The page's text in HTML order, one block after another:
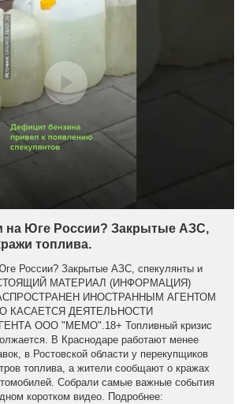
на Юге России? Закрытые АЗС,
топлива.
России? Закрытые АЗС, спекулянты и
МАТЕРИАЛ (ИНФОРМАЦИЯ)
ИНОСТРАННЫМ АГЕНТОМ
КАСАЕТСЯ ДЕЯТЕЛЬНОСТИ
ООО "МЕМО".18+ Топливный кризис
В Краснодаре работают менее
в Ростовской области у перекупщиков
топлива, а жители сообщают о кражах
Собрали самые важные события
коротком видео. Подробнее: